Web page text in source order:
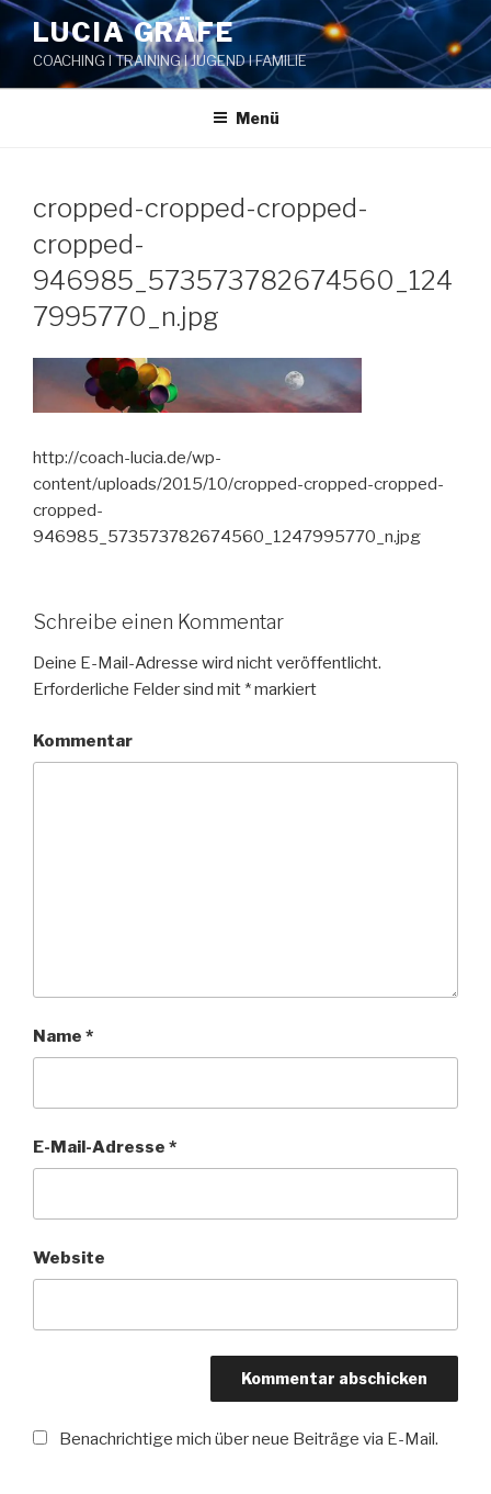
Zum
Inhalt
springen
LUCIA GRÄFE
COACHING I TRAINING I JUGEND I FAMILIE
Menü
cropped-cropped-cropped-
cropped-
946985_573573782674560_124
7995770_n.jpg
http://coach-lucia.de/wp-
content/uploads/2015/10/cropped-cropped-cropped-
cropped-
946985_573573782674560_1247995770_n.jpg
Schreibe einen Kommentar
Deine E-Mail-Adresse wird nicht veröffentlicht.
Erforderliche Felder sind mit *markiert
Kommentar
Name *
E-Mail-Adresse *
Website
Benachrichtige mich über neue Beiträge via E-Mail.